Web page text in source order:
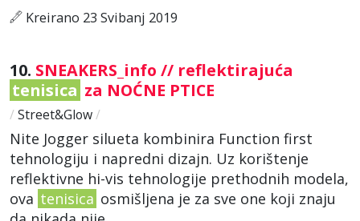
Kreirano 23 Svibanj 2019
10. SNEAKERS_info // reflektirajuća
tenisica za NOĆNE PTICE
/ Street&Glow/
Nite Jogger silueta kombinira Function first
tehnologiju i napredni dizajn. Uz korištenje
reflektivne hi-vis tehnologije prethodnih modela,
ova tenisica osmišljena je za sve one koji znaju